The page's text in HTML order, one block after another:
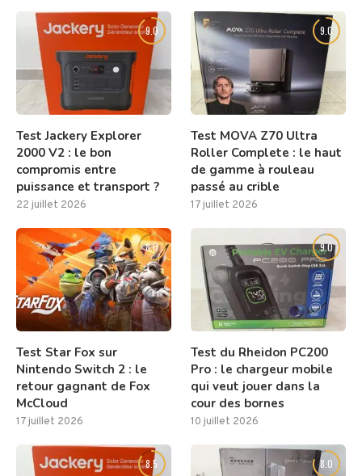
9.0
Test Jackery Explorer
2000 V2 : le bon
compromis entre
puissance et transport ?
22 juillet 2026
9.0
Test MOVA Z70 Ultra
Roller Complete : le haut
de gamme à rouleau
passé au crible
17 juillet 2026
8.0
Test Star Fox sur
Nintendo Switch 2 : le
retour gagnant de Fox
McCloud
17 juillet 2026
9.0
Test du Rheidon PC200
Pro : le chargeur mobile
qui veut jouer dans la
cour des bornes
10 juillet 2026
8.5 8.0